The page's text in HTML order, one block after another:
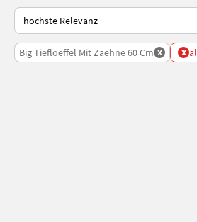
So wird auf Landwirt.com sortiert
Big Tiefloeffel Mit Zaehne 60 Cm x x